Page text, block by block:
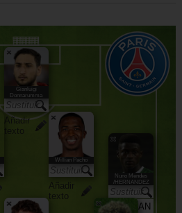
Gianluigi
Donnarumma
Añadir
texto
Willian Pacho
Añadir
texto
Nuno Mendes
/HERNANDEZ